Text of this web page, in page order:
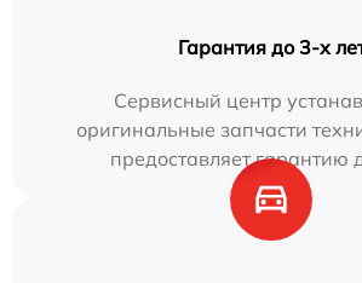
Гарантия до 3-х
Сервисный центр
оригинальные запчасти
предоставляет гарантию